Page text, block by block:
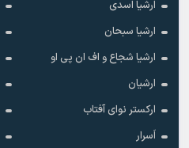
ارشیا اسدی
ارشیا سبحان
ارشیا شجاع و اف ان پی او
ارشیان
ارکستر نوای آفتاب
اَسرار